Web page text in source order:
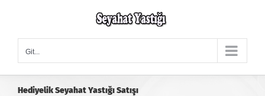
Git...
Hediyelik Seyahat Yastığı Satışı